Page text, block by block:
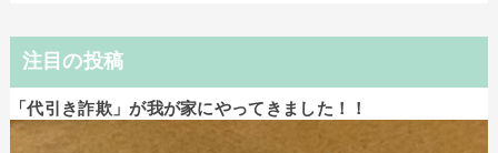
注目の投稿
「代引き詐欺」が我が家にやってきました！！